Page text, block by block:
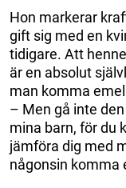
Hon markerar
gift sig med en
tidigare. Att
är en absolut
man komma
– Men gå inte
mina barn, för du
jämföra dig med
någonsin komma